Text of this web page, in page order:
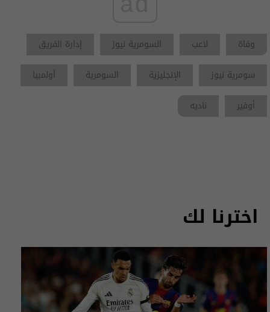
وفاة لاعب السومرية نيوز
إدارة الفريق
سومرية نيوز
الإنجليزية السومرية
أولمبيا
أوفير
ناديه
اخترنا لك